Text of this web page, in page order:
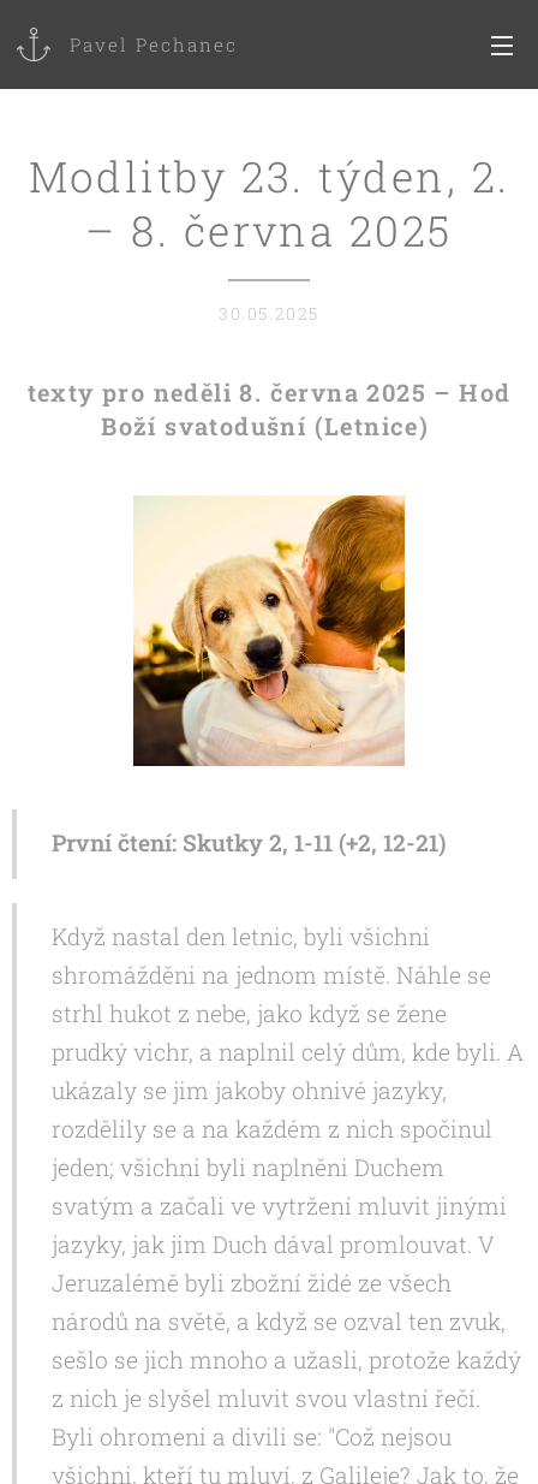
Pavel Pechanec
Modlitby 23. týden, 2.
– 8. června 2025
30.05.2025
texty pro neděli 8. června 2025 – Hod
Boží svatodušní (Letnice)
První čtení: Skutky 2, 1-11 (+2, 12-21)
Když nastal den letnic, byli všichni
shromážděni na jednom místě. Náhle se
strhl hukot z nebe, jako když se žene
prudký vichr, a naplnil celý dům, kde byli. A
ukázaly se jim jakoby ohnivé jazyky,
rozdělily se a na každém z nich spočinul
jeden; všichni byli naplněni Duchem
svatým a začali ve vytržení mluvit jinými
jazyky, jak jim Duch dával promlouvat. V
Jeruzalémě byli zbožní židé ze všech
národů na světě, a když se ozval ten zvuk,
sešlo se jich mnoho a užasli, protože každý
z nich je slyšel mluvit svou vlastní řečí.
Byli ohromeni a divili se: "Což nejsou
všichni, kteří tu mluví, z Galileje? Jak to, že